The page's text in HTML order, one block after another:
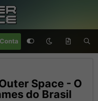
Space - O
do Brasil